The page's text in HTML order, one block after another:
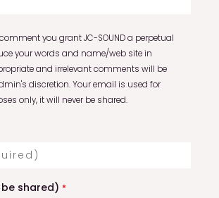
you grant JC-SOUND a perpetual
your words and name/web site in
and irrelevant comments will be
discretion. Your email is used for
only, it will never be shared.
be shared) *